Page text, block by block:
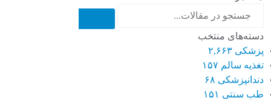
دسته‌های منتخب
پزشکی ۲,۶۶۳
تغذیه سالم ۱۵۷
دندانپزشکی ۶۸
طب سنتی ۱۵۱